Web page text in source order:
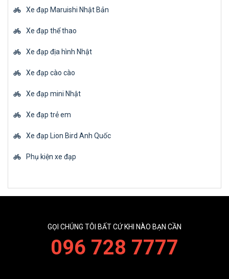
Xe đạp Maruishi Nhật Bản
Xe đạp thể thao
Xe đạp địa hình Nhật
Xe đạp cào cào
Xe đạp mini Nhật
Xe đạp trẻ em
Xe đạp Lion Bird Anh Quốc
Phụ kiện xe đạp
GỌI CHÚNG TÔI BẤT CỨ KHI NÀO BẠN CẦN
096 728 7777